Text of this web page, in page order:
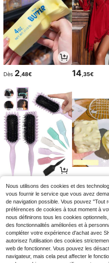
Dès 2 ,48€ 14 ,35€
Dès2 ,38€ Dès3,64€
Nous utilisons des cookies et des
vous fournir le service que vous avez
de navigation possible. Vous pouvez "Tout
préférences de cookies à tout moment à
nous définirons tous les cookies
des fonctionnalités améliorées et à
compléter votre expérience d'achat avec
autorisez l'utilisation des cookies
web de fonctionner. Vous pouvez les
navigateur, mais cela peut affecter le